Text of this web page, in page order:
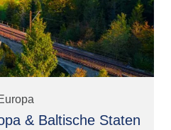
& Baltische Staten